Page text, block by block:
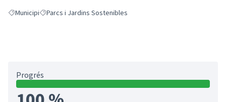
Resultats en filtrar per: Municipi
MunicipiResultats en filtrar per: Parcs i Jardins Sostenibles
Parcs i Jardins Sostenibles
Progrés